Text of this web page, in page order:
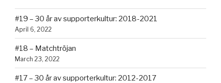
#19 – 30 år av supporterkultur: 2018-2021
April 6, 2022
#18 – Matchtröjan
March 23, 2022
#17 – 30 år av supporterkultur: 2012-2017